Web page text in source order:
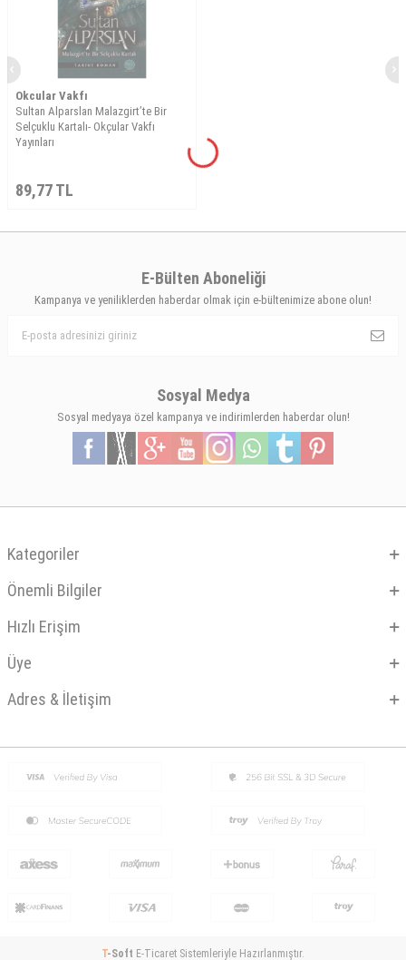
Okcular Vakfı
Sultan Alparslan Malazgirt’te Bir
Selçuklu Kartalı- Okçular Vakfı
Yayınları
89,77TL
E-Bülten Aboneliği
Kampanya ve yeniliklerden haberdar olmak için e-bültenimize abone olun!
Sosyal Medya
Sosyal medyaya özel kampanya ve indirimlerden haberdar olun!
Kategoriler
Önemli Bilgiler
Hızlı Erişim
Üye
Adres & İletişim
T-Soft E-Ticaret Sistemleriyle Hazırlanmıştır.